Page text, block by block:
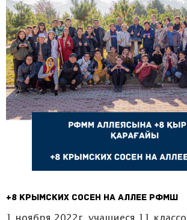
+8 крымских сосен на Аллее РФМШ